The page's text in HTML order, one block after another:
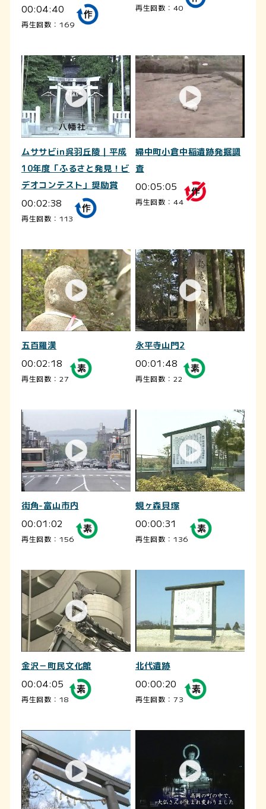
00:04:40
再生回数：169
再生回数：40
ムササビin呉羽丘陵｜平成
10年度「ふるさと発見！ビ
デオコンテスト」奨励賞
00:02:38
再生回数：113
婦中町小倉中稲遺跡発掘調
査
00:05:05
再生回数：44
五百羅漢
00:02:18
再生回数：27
永平寺山門2
00:01:48
再生回数：22
街角-富山市内
00:01:02
再生回数：156
蜆ヶ森貝塚
00:00:31
再生回数：136
金沢－町民文化館
00:04:05
再生回数：18
北代遺跡
00:00:20
再生回数：73